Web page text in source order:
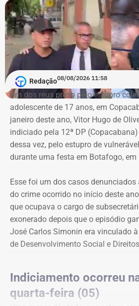
Redação08/08/2026 11:58
Um dos réus preso pelo estupro
adolescente de 17 anos, em
janeiro deste ano, Vitor Hugo de
indiciado pela 12ª DP
dessa vez, pelo estupro de
durante uma festa em Botafogo, em
Esse foi um dos casos denunciados
do crime ocorrido no início deste
que ocupava o cargo de
exonerado depois que o episódio
José Carlos Simonin era vinculado
de Desenvolvimento Social e
Indiciamento ocorreu
quarta-feira (05)